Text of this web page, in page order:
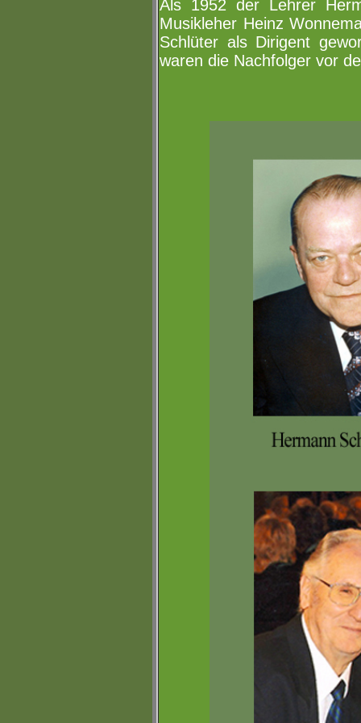
Als 1952 der Lehrer
Musikleher Heinz
Schlüter als Dirigent
waren die Nachfolger vor